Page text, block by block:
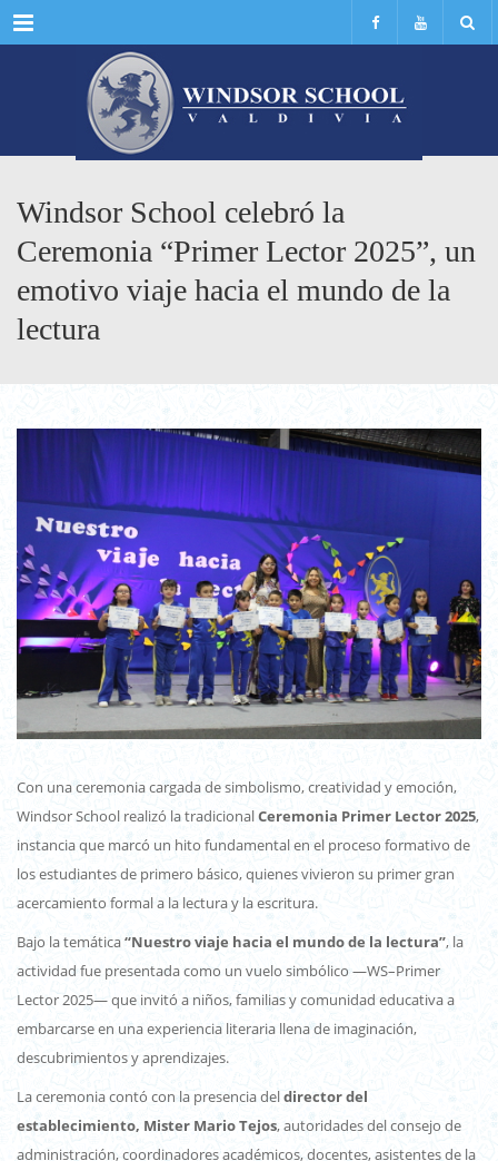
Menu
Windsor School celebró la
Ceremonia “Primer Lector 2025”, un
emotivo viaje hacia el mundo de la
lectura
Con una ceremonia cargada de simbolismo, creatividad y emoción,
Windsor School realizó la tradicionalCeremonia Primer Lector 2025,
instancia que marcó un hito fundamental en el proceso formativo de
los estudiantes de primero básico, quienes vivieron su primer gran
acercamiento formal a la lectura y la escritura.
Bajo la temática“Nuestro viaje hacia el mundo de la lectura”, la
actividad fue presentada como un vuelo simbólico —WS–Primer
Lector 2025— que invitó a niños, familias y comunidad educativa a
embarcarse en una experiencia literaria llena de imaginación,
descubrimientos y aprendizajes.
La ceremonia contó con la presencia deldirector del
establecimiento, Mister Mario Tejos, autoridades del consejo de
administración, coordinadores académicos, docentes, asistentes de la